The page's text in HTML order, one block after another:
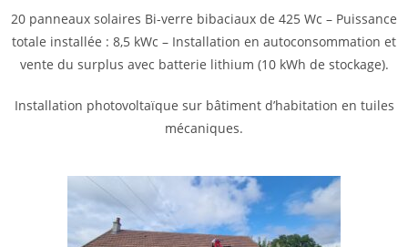
20 panneaux solaires Bi-verre bibaciaux de 425 Wc – Puissance
totale installée : 8,5 kWc – Installation en autoconsommation et
vente du surplus avec batterie lithium (10 kWh de stockage).
Installation photovoltaïque sur bâtiment d’habitation en tuiles
mécaniques.